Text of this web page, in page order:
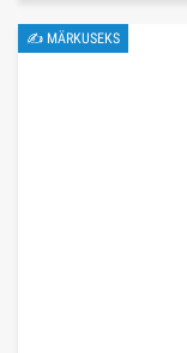
✍ MÄRKUSEKS